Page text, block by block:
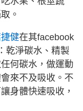
。
健在其facebook
乾淨碳水、精製
何碳水，做運動
來不及吸收。不
身體快速吸收，